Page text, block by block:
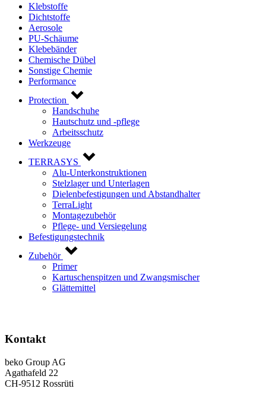
Klebstoffe
Dichtstoffe
Aerosole
PU-Schäume
Klebebänder
Chemische Dübel
Sonstige Chemie
Performance
Protection
Handschuhe
Hautschutz und -pflege
Arbeitsschutz
Werkzeuge
TERRASYS
Alu-Unterkonstruktionen
Stelzlager und Unterlagen
Dielenbefestigungen und Abstandhalter
TerraLight
Montagezubehör
Pflege- und Versiegelung
Befestigungstechnik
Zubehör
Primer
Kartuschenspitzen und Zwangsmischer
Glättemittel
Kontakt
beko Group AG
Agathafeld 22
CH-9512 Rossrüti